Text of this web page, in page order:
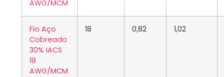
AWG/MCM
Fio Aço
Cobreado
30% IACS
18
AWG/MCM
18 0,82 1,02